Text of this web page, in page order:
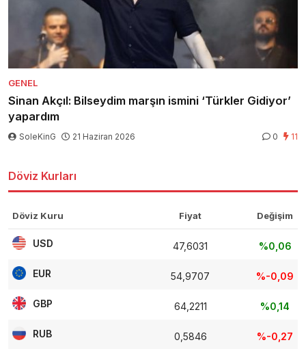
GENEL
Sinan Akçıl: Bilseydim marşın ismini ‘Türkler Gidiyor’
yapardım
SoleKinG 21 Haziran 2026 0 11
Döviz Kurları
Döviz Kuru Fiyat Değişim
USD 47,6031 %0,06
EUR 54,9707 %-0,09
GBP 64,2211 %0,14
RUB 0,5846 %-0,27